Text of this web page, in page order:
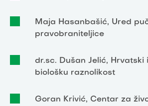
Maja Hasanbašić, Ured
pravobraniteljice
dr.sc. Dušan Jelić, Hrvatski
biološku raznolikost
Goran Krivić, Centar za